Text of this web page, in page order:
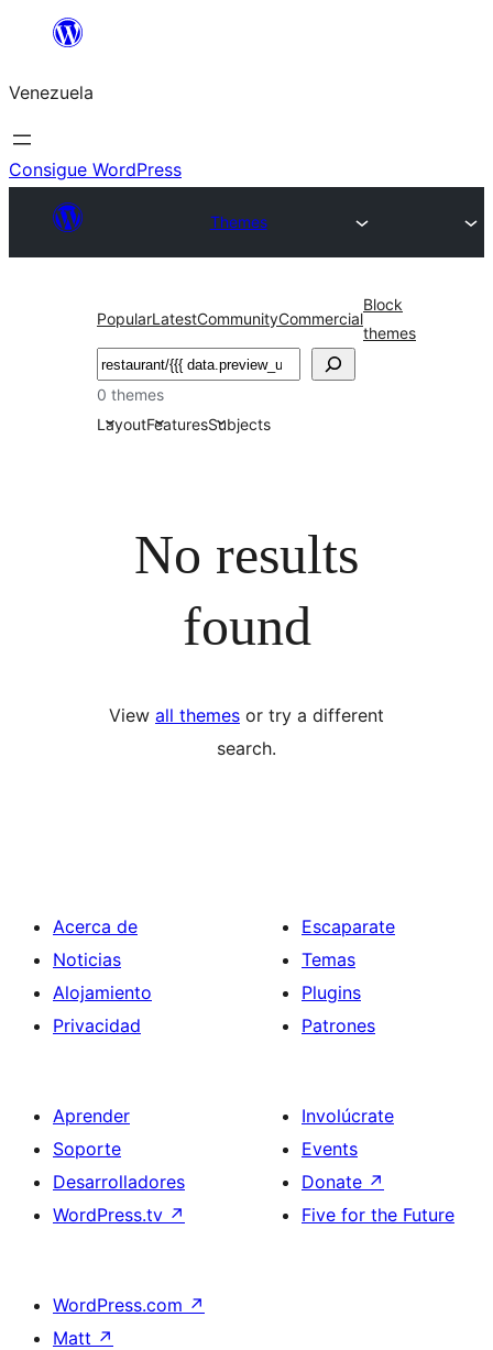
Saltar
contenido
Venezuela
Consigue WordPress
Themes
PopularLatestCommunityCommercial
Block
themes
Buscar
0 themes
LayoutFeaturesSubjects
No results
found
View all themes or try a different
search.
Acerca de
Noticias
Alojamiento
Privacidad
Escaparate
Temas
Plugins
Patrones
Aprender
Soporte
Desarrolladores
WordPress.tv ↗
Involúcrate
Events
Donate ↗
Five for the Future
WordPress.com ↗
Matt ↗